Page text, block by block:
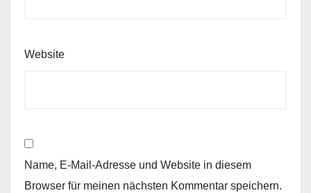
Website
Name, E-Mail-Adresse und Website in diesem
Browser für meinen nächsten Kommentar speichern.